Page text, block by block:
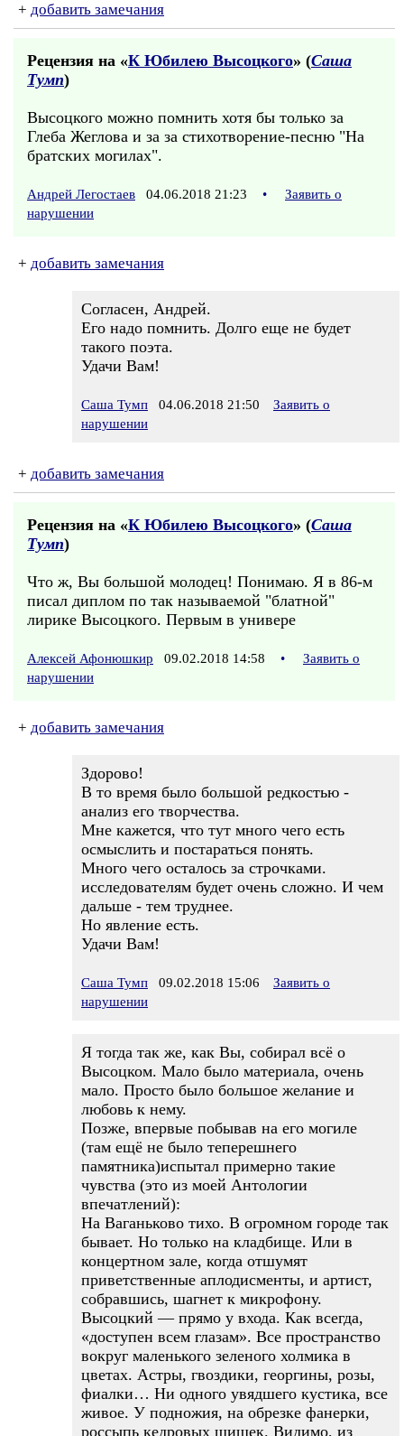
+ добавить замечания
Рецензия на «К Юбилею Высоцкого» (Саша
Тумп)
Высоцкого можно помнить хотя бы только за
Глеба Жеглова и за за стихотворение-песню "На
братских могилах".
Андрей Легостаев 04.06.2018 21:23 •
Заявить о
нарушении
+ добавить замечания
Согласен, Андрей.
Его надо помнить. Долго еще не будет
такого поэта.
Удачи Вам!
Саша Тумп 04.06.2018 21:50
Заявить о
нарушении
+ добавить замечания
Рецензия на «К Юбилею Высоцкого» (Саша
Тумп)
Что ж, Вы большой молодец! Понимаю. Я в 86-м
писал диплом по так называемой "блатной"
лирике Высоцкого. Первым в универе
Алексей Афонюшкир 09.02.2018 14:58 •
Заявить о
нарушении
+ добавить замечания
Здорово!
В то время было большой редкостью -
анализ его творчества.
Мне кажется, что тут много чего есть
осмыслить и постараться понять.
Много чего осталось за строчками.
исследователям будет очень сложно. И чем
дальше - тем труднее.
Но явление есть.
Удачи Вам!
Саша Тумп 09.02.2018 15:06
Заявить о
нарушении
Я тогда так же, как Вы, собирал всё о
Высоцком. Мало было материала, очень
мало. Просто было большое желание и
любовь к нему.
Позже, впервые побывав на его могиле
(там ещё не было теперешнего
памятника)испытал примерно такие
чувства (это из моей Антологии
впечатлений):
На Ваганьково тихо. В огромном городе так
бывает. Но только на кладбище. Или в
концертном зале, когда отшумят
приветственные аплодисменты, и артист,
собравшись, шагнет к микрофону.
Высоцкий — прямо у входа. Как всегда,
«доступен всем глазам». Все пространство
вокруг маленького зеленого холмика в
цветах. Астры, гвоздики, георгины, розы,
фиалки… Ни одного увядшего кустика, все
живое. У подножия, на обрезке фанерки,
россыпь кедровых шишек. Видимо, из